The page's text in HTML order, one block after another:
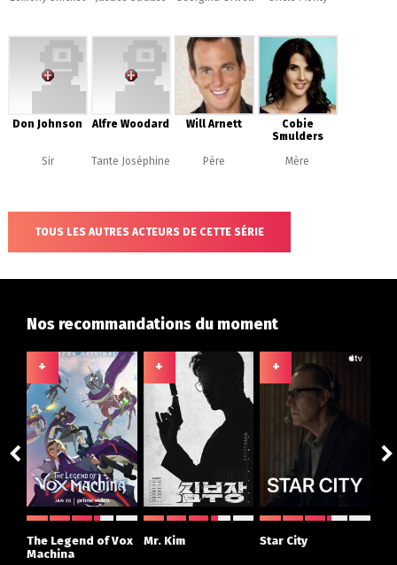
Don Johnson
Sir
Alfre Woodard
Tante Joséphine
Will Arnett
Père
Cobie
Smulders
Mère
TOUS LES AUTRES ACTEURS DE CETTE SÉRIE
Nos recommandations du moment
+
The Legend of Vox
Machina
+
Mr. Kim
+
Star City